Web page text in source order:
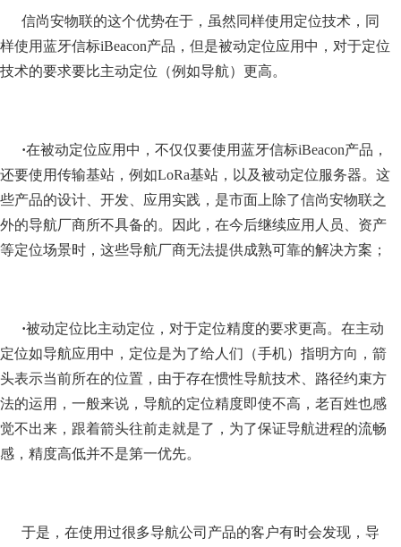
信尚安物联的这个优势在于，虽然同样使用定位技术，同
样使用蓝牙信标iBeacon产品，但是被动定位应用中，对于定位
技术的要求要比主动定位（例如导航）更高。
·在被动定位应用中，不仅仅要使用蓝牙信标iBeacon产品，
还要使用传输基站，例如LoRa基站，以及被动定位服务器。这
些产品的设计、开发、应用实践，是市面上除了信尚安物联之
外的导航厂商所不具备的。因此，在今后继续应用人员、资产
等定位场景时，这些导航厂商无法提供成熟可靠的解决方案；
·被动定位比主动定位，对于定位精度的要求更高。在主动
定位如导航应用中，定位是为了给人们（手机）指明方向，箭
头表示当前所在的位置，由于存在惯性导航技术、路径约束方
法的运用，一般来说，导航的定位精度即使不高，老百姓也感
觉不出来，跟着箭头往前走就是了，为了保证导航进程的流畅
感，精度高低并不是第一优先。
于是，在使用过很多导航公司产品的客户有时会发现，导